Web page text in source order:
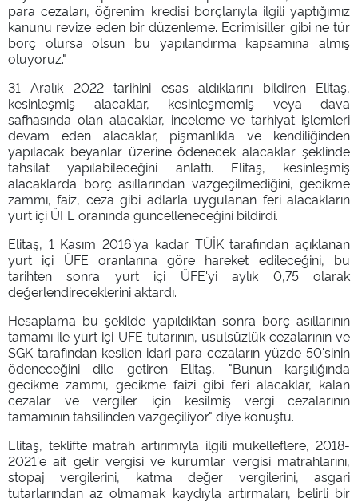
para cezaları, öğrenim kredisi borçlarıyla ilgili yaptığımız
kanunu revize eden bir düzenleme. Ecrimisiller gibi ne tür
borç olursa olsun bu yapılandırma kapsamına almış
oluyoruz."
31 Aralık 2022 tarihini esas aldıklarını bildiren Elitaş,
kesinleşmiş alacaklar, kesinleşmemiş veya dava
safhasında olan alacaklar, inceleme ve tarhiyat işlemleri
devam eden alacaklar, pişmanlıkla ve kendiliğinden
yapılacak beyanlar üzerine ödenecek alacaklar şeklinde
tahsilat yapılabileceğini anlattı. Elitaş, kesinleşmiş
alacaklarda borç asıllarından vazgeçilmediğini, gecikme
zammı, faiz, ceza gibi adlarla uygulanan feri alacakların
yurt içi ÜFE oranında güncelleneceğini bildirdi.
Elitaş, 1 Kasım 2016'ya kadar TÜİK tarafından açıklanan
yurt içi ÜFE oranlarına göre hareket edileceğini, bu
tarihten sonra yurt içi ÜFE'yi aylık 0,75 olarak
değerlendireceklerini aktardı.
Hesaplama bu şekilde yapıldıktan sonra borç asıllarının
tamamı ile yurt içi ÜFE tutarının, usulsüzlük cezalarının ve
SGK tarafından kesilen idari para cezaların yüzde 50'sinin
ödeneceğini dile getiren Elitaş, "Bunun karşılığında
gecikme zammı, gecikme faizi gibi feri alacaklar, kalan
cezalar ve vergiler için kesilmiş vergi cezalarının
tamamının tahsilinden vazgeçiliyor." diye konuştu.
Elitaş, teklifte matrah artırımıyla ilgili mükelleflere, 2018-
2021'e ait gelir vergisi ve kurumlar vergisi matrahlarını,
stopaj vergilerini, katma değer vergilerini, asgari
tutarlarından az olmamak kaydıyla artırmaları, belirli bir